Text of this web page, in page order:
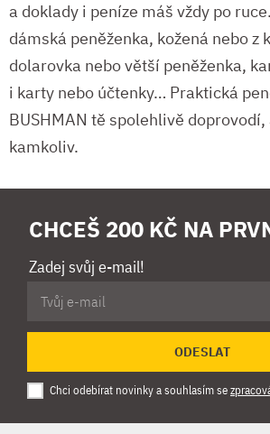
a doklady i peníze máš vždy po
dámská peněženka, kožená nebo z
dolarovka nebo větší peněženka,
i karty nebo účtenky… Praktická
BUSHMAN tě spolehlivě doprovodí,
kamkoliv.
CHCEŠ 200 KČ NA
Zadej svůj e-mail!
ODESLAT
Chci odebírat novinky a souhlasím se